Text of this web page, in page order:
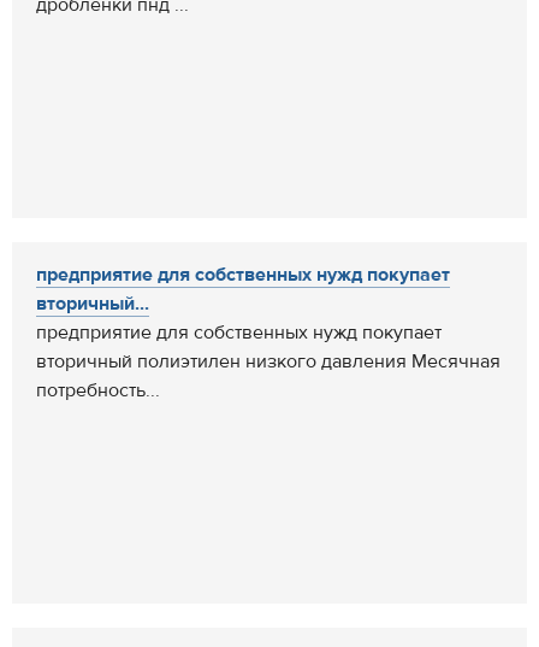
дробленки пнд ...
предприятие для собственных нужд покупает
вторичный...
предприятие для собственных нужд покупает
вторичный полиэтилен низкого давления Месячная
потребность...